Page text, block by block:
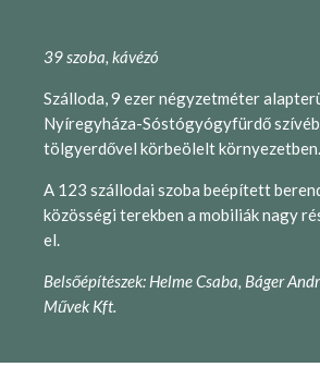
39 szoba, kávézó
Szálloda, 9 ezer négyzetméter
Nyíregyháza-Sóstógyógyfürdő
tölgyerdővel körbeölelt környezetben.
A 123 szállodai szoba beépített
közösségi terekben a mobiliák nagy
el.
Belsőépítészek: Helme Csaba, Báger
Művek Kft.